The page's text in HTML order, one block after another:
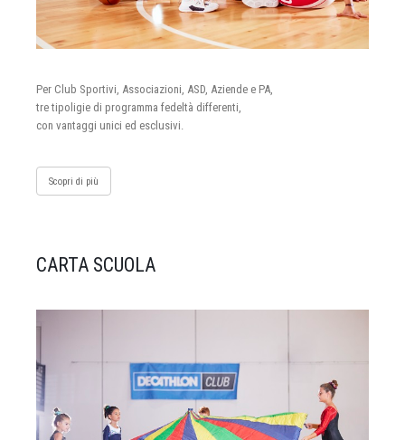
Per Club Sportivi, Associazioni, ASD, Aziende e PA,
tre tipoligie di programma fedeltà differenti,
con vantaggi unici ed esclusivi.
Scopri di più
CARTA SCUOLA